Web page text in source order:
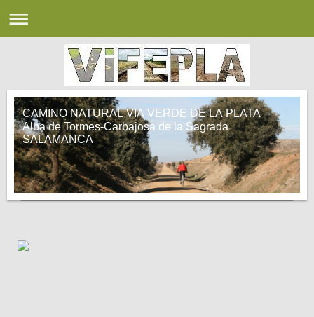
CAMINO NATURAL VIA VERDE DE LA PLATA
Alba de Tormes-Carbajosa de la Sagrada
SALAMANCA